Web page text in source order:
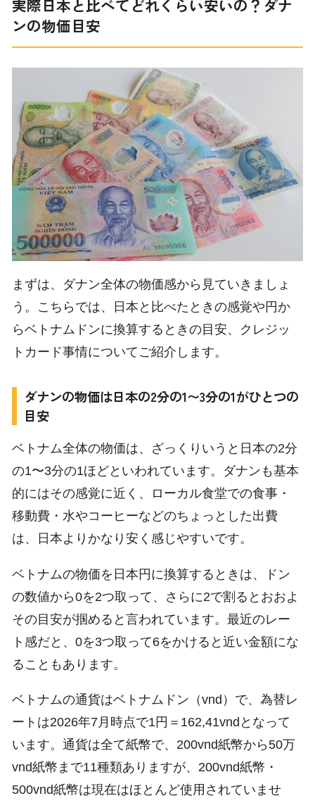
実際日本と比べてどれくらい安いの？ダナ
ンの物価目安
まずは、ダナン全体の物価感から見ていきましょ
う。こちらでは、日本と比べたときの感覚や円か
らベトナムドンに換算するときの目安、クレジッ
トカード事情についてご紹介します。
ダナンの物価は日本の2分の1〜3分の1がひとつの
目安
ベトナム全体の物価は、ざっくりいうと日本の2分
の1〜3分の1ほどといわれています。ダナンも基本
的にはその感覚に近く、ローカル食堂での食事・
移動費・水やコーヒーなどのちょっとした出費
は、日本よりかなり安く感じやすいです。
ベトナムの物価を日本円に換算するときは、ドン
の数値から0を2つ取って、さらに2で割るとおおよ
その目安が掴めると言われています。最近のレー
ト感だと、0を3つ取って6をかけると近い金額にな
ることもあります。
ベトナムの通貨はベトナムドン（vnd）で、為替レ
ートは2026年7月時点で1円＝162,41vndとなって
います。通貨は全て紙幣で、200vnd紙幣から50万
vnd紙幣まで11種類ありますが、200vnd紙幣・
500vnd紙幣は現在はほとんど使用されていませ